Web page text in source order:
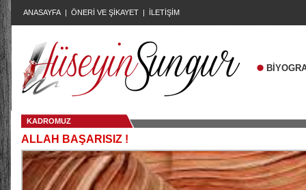
ANASAYFA | ÖNERİ VE ŞİKAYET | İLETİŞİM
KADROMUZ
ALLAH BAŞARISIZ !